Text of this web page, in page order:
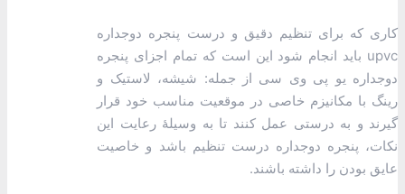
کاری که برای تنظیم دقیق و درست پنجره دوجداره
upvc باید انجام شود این است که تمام اجزای پنجره
دوجداره یو پی وی سی از جمله: شیشه، لاستیک و
رینگ با مکانیزم خاصی در موقعیت مناسب خود قرار
گیرند و به درستی عمل کنند تا به وسیلۀ رعایت این
نکات، پنجره دوجداره درست تنظیم باشد و خاصیت
عایق بودن را داشته باشند.